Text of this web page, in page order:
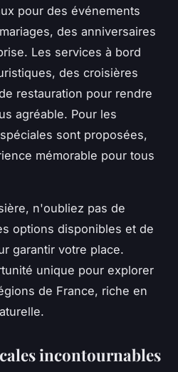
pour des événements
des anniversaires
Les services à bord
des croisières
restauration pour rendre
agréable. Pour les
sont proposées,
mémorable pour tous
n'oubliez pas de
options disponibles et de
garantir votre place.
unique pour explorer
de France, riche en
incontournables